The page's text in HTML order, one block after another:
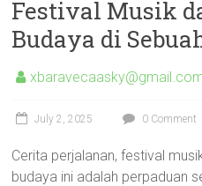
Festival Musik
Budaya di
July 2, 2025 0 Comment
Cerita perjalanan, festival
budaya ini adalah perpaduan